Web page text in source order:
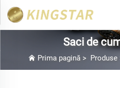
Saci de
Prima pagină > Produse